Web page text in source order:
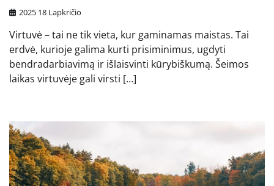
2025 18 Lapkričio
Virtuvė – tai ne tik vieta, kur gaminamas maistas. Tai
erdvė, kurioje galima kurti prisiminimus, ugdyti
bendradarbiavimą ir išlaisvinti kūrybiškumą. Šeimos
laikas virtuvėje gali virsti […]